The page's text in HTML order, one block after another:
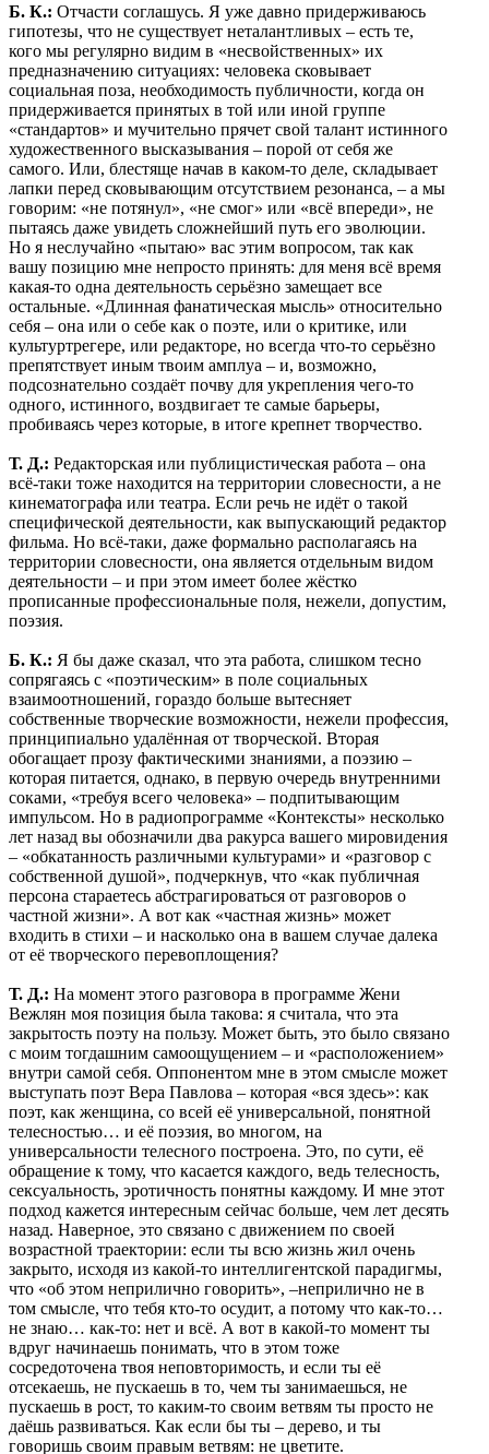
Б. К.: Отчасти соглашусь. Я уже давно придерживаюсь
гипотезы, что не существует неталантливых – есть те,
кого мы регулярно видим в «несвойственных» их
предназначению ситуациях: человека сковывает
социальная поза, необходимость публичности, когда он
придерживается принятых в той или иной группе
«стандартов» и мучительно прячет свой талант истинного
художественного высказывания – порой от себя же
самого. Или, блестяще начав в каком-то деле, складывает
лапки перед сковывающим отсутствием резонанса, – а мы
говорим: «не потянул», «не смог» или «всё впереди», не
пытаясь даже увидеть сложнейший путь его эволюции.
Но я неслучайно «пытаю» вас этим вопросом, так как
вашу позицию мне непросто принять: для меня всё время
какая-то одна деятельность серьёзно замещает все
остальные. «Длинная фанатическая мысль» относительно
себя – она или о себе как о поэте, или о критике, или
культуртрегере, или редакторе, но всегда что-то серьёзно
препятствует иным твоим амплуа – и, возможно,
подсознательно создаёт почву для укрепления чего-то
одного, истинного, воздвигает те самые барьеры,
пробиваясь через которые, в итоге крепнет творчество.
Т. Д.: Редакторская или публицистическая работа – она
всё-таки тоже находится на территории словесности, а не
кинематографа или театра. Если речь не идёт о такой
специфической деятельности, как выпускающий редактор
фильма. Но всё-таки, даже формально располагаясь на
территории словесности, она является отдельным видом
деятельности – и при этом имеет более жёстко
прописанные профессиональные поля, нежели, допустим,
поэзия.
Б. К.: Я бы даже сказал, что эта работа, слишком тесно
сопрягаясь с «поэтическим» в поле социальных
взаимоотношений, гораздо больше вытесняет
собственные творческие возможности, нежели профессия,
принципиально удалённая от творческой. Вторая
обогащает прозу фактическими знаниями, а поэзию –
которая питается, однако, в первую очередь внутренними
соками, «требуя всего человека» – подпитывающим
импульсом. Но в радиопрограмме «Контексты» несколько
лет назад вы обозначили два ракурса вашего мировидения
– «обкатанность различными культурами» и «разговор с
собственной душой», подчеркнув, что «как публичная
персона стараетесь абстрагироваться от разговоров о
частной жизни». А вот как «частная жизнь» может
входить в стихи – и насколько она в вашем случае далека
от её творческого перевоплощения?
Т. Д.: На момент этого разговора в программе Жени
Вежлян моя позиция была такова: я считала, что эта
закрытость поэту на пользу. Может быть, это было связано
с моим тогдашним самоощущением – и «расположением»
внутри самой себя. Оппонентом мне в этом смысле может
выступать поэт Вера Павлова – которая «вся здесь»: как
поэт, как женщина, со всей её универсальной, понятной
телесностью… и её поэзия, во многом, на
универсальности телесного построена. Это, по сути, её
обращение к тому, что касается каждого, ведь телесность,
сексуальность, эротичность понятны каждому. И мне этот
подход кажется интересным сейчас больше, чем лет десять
назад. Наверное, это связано с движением по своей
возрастной траектории: если ты всю жизнь жил очень
закрыто, исходя из какой-то интеллигентской парадигмы,
что «об этом неприлично говорить», –неприлично не в
том смысле, что тебя кто-то осудит, а потому что как-то…
не знаю… как-то: нет и всё. А вот в какой-то момент ты
вдруг начинаешь понимать, что в этом тоже
сосредоточена твоя неповторимость, и если ты её
отсекаешь, не пускаешь в то, чем ты занимаешься, не
пускаешь в рост, то каким-то своим ветвям ты просто не
даёшь развиваться. Как если бы ты – дерево, и ты
говоришь своим правым ветвям: не цветите.